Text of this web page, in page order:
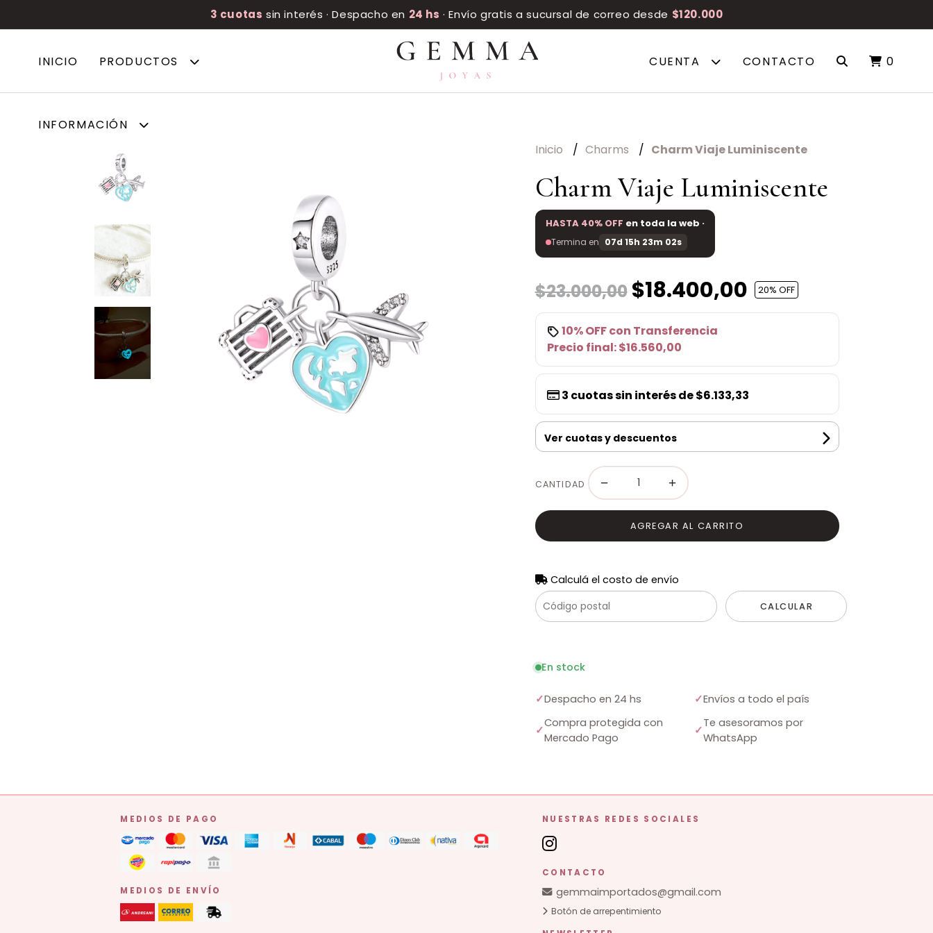
3 cuotas sin interés · Despacho en 24 hs · Envío gratis a sucursal de correo desde $120.000
INICIO PRODUCTOS
INFORMACIÓN
CUENTA CONTACTO 0
Inicio Charms Charm Viaje Luminiscente
Charm Viaje Luminiscente
HASTA 40% OFF en toda la web ·
Termina en 07d 15h 23m 02s
$23.000,00$18.400,00 20% OFF
10% OFFcon Transferencia
Precio final:$16.560,00
3 cuotas sin interés de$6.133,33
Ver cuotas y descuentos
CANTIDAD − +
AGREGAR AL CARRITO
Calculá el costo de envío
CALCULAR
En stock
✓Despacho en 24 hs ✓Envíos a todo el país
✓
Compra protegida con
Mercado Pago
✓
Te asesoramos por
WhatsApp
MEDIOS DE PAGO
MEDIOS DE ENVÍO
NUESTRAS REDES SOCIALES
CONTACTO
gemmaimportados@gmail.com
Botón de arrepentimiento